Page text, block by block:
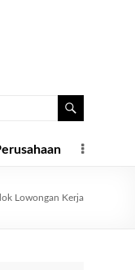
Lowongan Kerja